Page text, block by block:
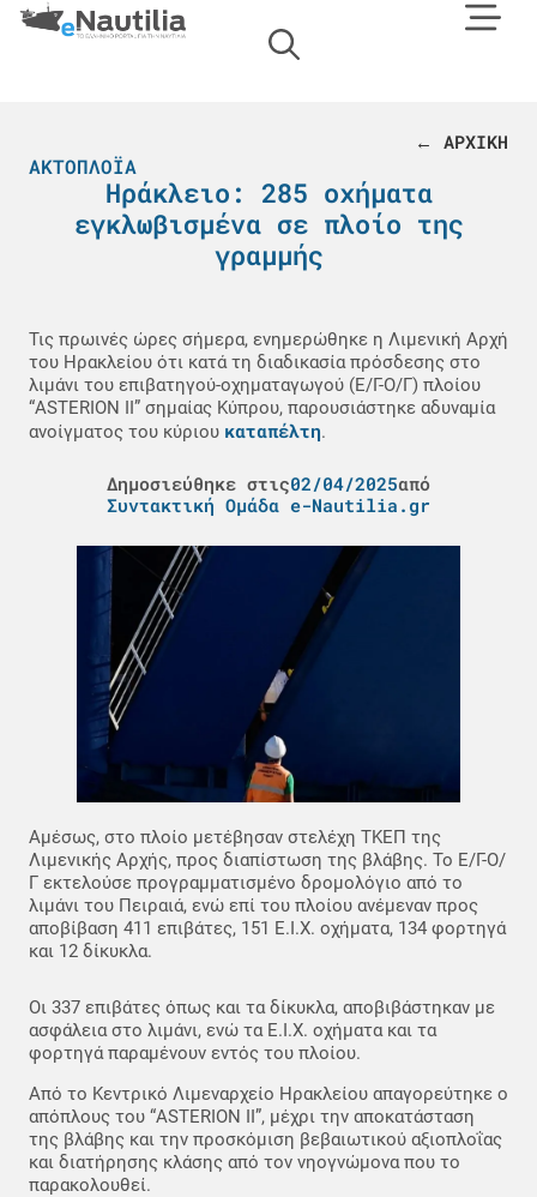
← ΑΡΧΙΚΗ
ΑΚΤΟΠΛΟΪΑ
Ηράκλειο: 285 οχήματα
εγκλωβισμένα σε πλοίο της
γραμμής
Τις πρωινές ώρες σήμερα, ενημερώθηκε η Λιμενική Αρχή
του Ηρακλείου ότι κατά τη διαδικασία πρόσδεσης στο
λιμάνι του επιβατηγού-οχηματαγωγού (Ε/Γ-Ο/Γ) πλοίου
“ASTERION II” σημαίας Κύπρου, παρουσιάστηκε αδυναμία
ανοίγματος του κύριου καταπέλτη.
Δημοσιεύθηκε στις02/04/2025από
Συντακτική Ομάδα e-Nautilia.gr
Αμέσως, στο πλοίο μετέβησαν στελέχη ΤΚΕΠ της
Λιμενικής Αρχής, προς διαπίστωση της βλάβης. Το Ε/Γ-Ο/
Γ εκτελούσε προγραμματισμένο δρομολόγιο από το
λιμάνι του Πειραιά, ενώ επί του πλοίου ανέμεναν προς
αποβίβαση 411 επιβάτες, 151 Ε.Ι.Χ. οχήματα, 134 φορτηγά
και 12 δίκυκλα.
Οι 337 επιβάτες όπως και τα δίκυκλα, αποβιβάστηκαν με
ασφάλεια στο λιμάνι, ενώ τα Ε.Ι.Χ. οχήματα και τα
φορτηγά παραμένουν εντός του πλοίου.
Από το Κεντρικό Λιμεναρχείο Ηρακλείου απαγορεύτηκε ο
απόπλους του “ASTERION II”, μέχρι την αποκατάσταση
της βλάβης και την προσκόμιση βεβαιωτικού αξιοπλοΐας
και διατήρησης κλάσης από τον νηογνώμονα που το
παρακολουθεί.